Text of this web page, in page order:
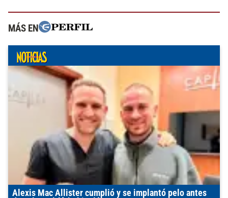
MÁS EN
Alexis Mac Allister cumplió y se implantó pelo antes